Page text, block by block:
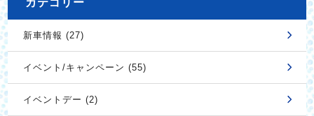
新車情報 (27)
イベント/キャンペーン (55)
イベントデー (2)